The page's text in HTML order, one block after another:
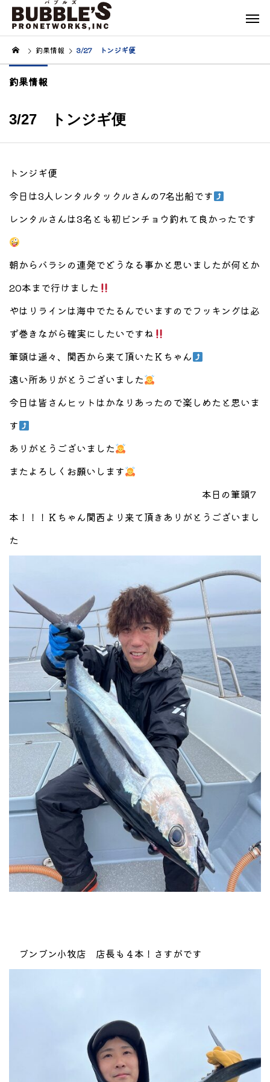
釣果情報 3/27 トンジギ便
釣果情報
3/27 トンジギ便
トンジギ便
今日は3人レンタルタックルさんの7名出船です
レンタルさんは3名とも初ビンチョウ釣れて良かったです
朝からバラシの連発でどうなる事かと思いましたが何とか
20本まで行けました
やはりラインは海中でたるんでいますのでフッキングは必
ず巻きながら確実にしたいですね
筆頭は遥々、関西から来て頂いたＫちゃん
遠い所ありがとうございました
今日は皆さんヒットはかなりあったので楽しめたと思いま
す
ありがとうございました
またよろしくお願いします
本日の筆頭7
本！！！Ｋちゃん関西より来て頂きありがとうございまし
た
ブンブン小牧店 店長も４本！さすがです